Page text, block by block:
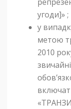
угоди]» ;
у
метою
2010